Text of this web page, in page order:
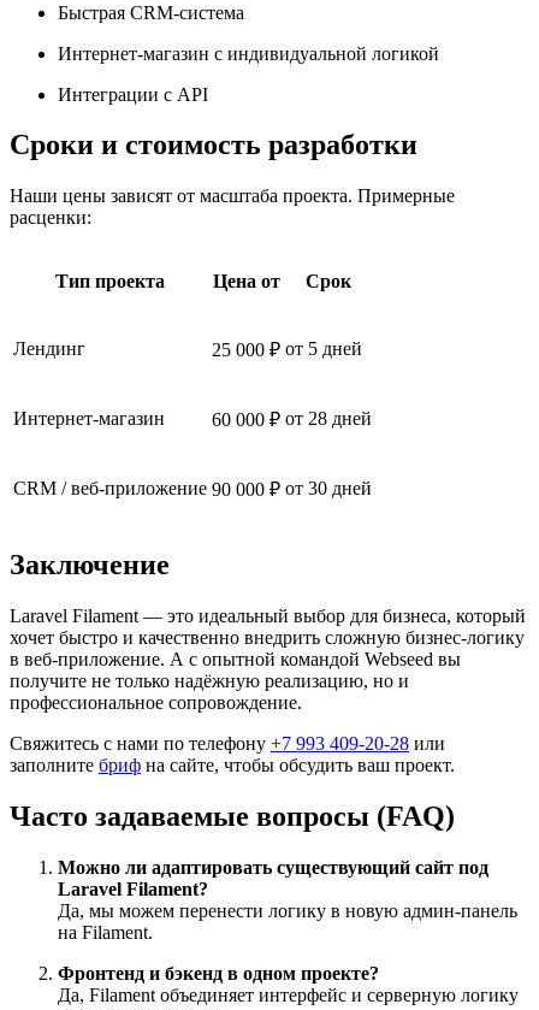
Быстрая CRM-система
Интернет-магазин с индивидуальной логикой
Интеграции с API
Сроки и стоимость разработки
Наши цены зависят от масштаба проекта. Примерные
расценки:
Тип проекта Цена от Срок
Лендинг 25 000 ₽ от 5 дней
Интернет-магазин 60 000 ₽ от 28 дней
CRM / веб-приложение 90 000 ₽ от 30 дней
Заключение
Laravel Filament — это идеальный выбор для бизнеса, который
хочет быстро и качественно внедрить сложную бизнес-логику
в веб-приложение. А с опытной командой Webseed вы
получите не только надёжную реализацию, но и
профессиональное сопровождение.
Свяжитесь с нами по телефону +7 993 409-20-28 или
заполните бриф на сайте, чтобы обсудить ваш проект.
Часто задаваемые вопросы (FAQ)
Можно ли адаптировать существующий сайт под
Laravel Filament?
Да, мы можем перенести логику в новую админ-панель
на Filament.
Фронтенд и бэкенд в одном проекте?
Да, Filament объединяет интерфейс и серверную логику